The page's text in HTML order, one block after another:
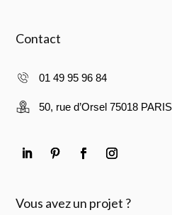
Contact
01 49 95 96 84
50, rue d’Orsel 75018
Vous avez un projet ?